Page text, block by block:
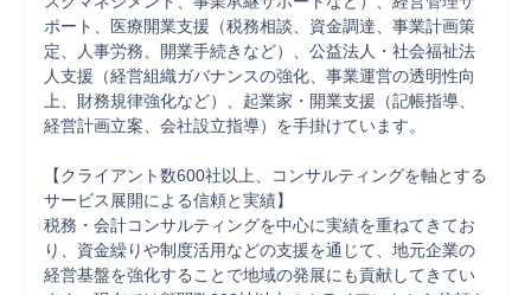
ポート、医療開業支援（税務相談、資金調達、事業計画策
定、人事労務、開業手続きなど）、公益法人・社会福祉法
人支援（経営組織ガバナンスの強化、事業運営の透明性向
上、財務規律強化など）、起業家・開業支援（記帳指導、
経営計画立案、会社設立指導）を手掛けています。
【クライアント数600社以上、コンサルティングを軸とする
サービス展開による信頼と実績】
税務・会計コンサルティングを中心に実績を重ねてきてお
り、資金繰りや制度活用などの支援を通じて、地元企業の
経営基盤を強化することで地域の発展にも貢献してきてい